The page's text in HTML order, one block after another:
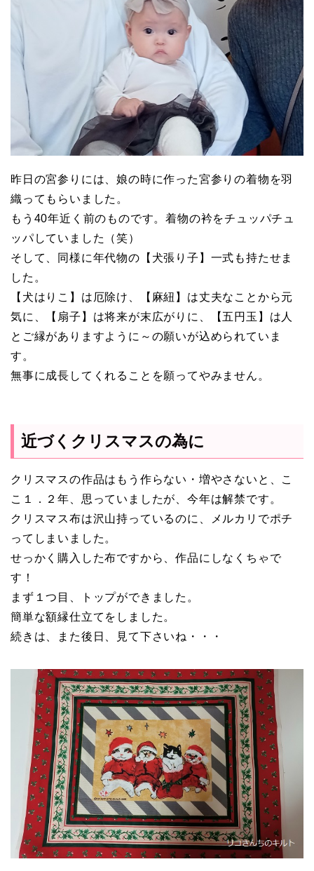
昨日の宮参りには、娘の時に作った宮参りの着物を羽
織ってもらいました。
もう40年近く前のものです。着物の衿をチュッパチュ
ッパしていました（笑）
そして、同様に年代物の【犬張り子】一式も持たせま
した。
【犬はりこ】は厄除け、【麻紐】は丈夫なことから元
気に、【扇子】は将来が末広がりに、【五円玉】は人
とご縁がありますように～の願いが込められていま
す。
無事に成長してくれることを願ってやみません。
近づくクリスマスの為に
クリスマスの作品はもう作らない・増やさないと、こ
こ１．２年、思っていましたが、今年は解禁です。
クリスマス布は沢山持っているのに、メルカリでポチ
ってしまいました。
せっかく購入した布ですから、作品にしなくちゃで
す！
まず１つ目、トップができました。
簡単な額縁仕立てをしました。
続きは、また後日、見て下さいね・・・